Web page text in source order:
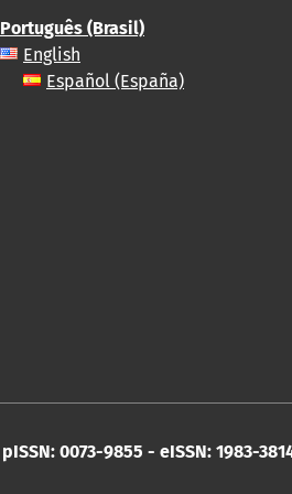
Português (Brasil)
English
Español (España)
pISSN: 0073-9855 - eISSN: 1983-